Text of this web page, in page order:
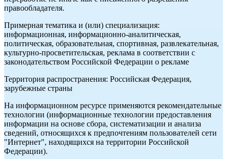
правообладателя.
Примерная тематика и (или) специализация:
информационная, информационно-аналитическая,
политическая, образовательная, спортивная, развлекательная,
культурно-просветительская, реклама в соответствии с
законодательством Российской Федерации о рекламе
Территория распространения: Российская Федерация,
зарубежные страны
На информационном ресурсе применяются рекомендательные
технологии (информационные технологии предоставления
информации на основе сбора, систематизации и анализа
сведений, относящихся к предпочтениям пользователей сети
"Интернет", находящихся на территории Российской
Федерации).